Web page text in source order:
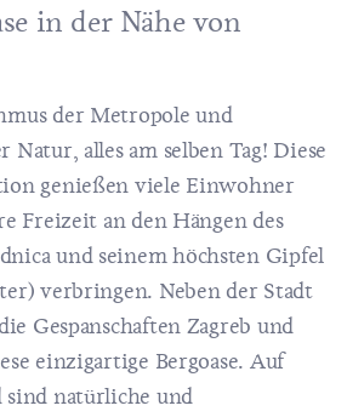
in der Nähe von
der Metropole und
Natur, alles am selben Tag! Diese
genießen viele Einwohner
Freizeit an den Hängen des
und seinem höchsten Gipfel
verbringen. Neben der Stadt
Gespanschaften Zagreb und
einzigartige Bergoase. Auf
sind natürliche und